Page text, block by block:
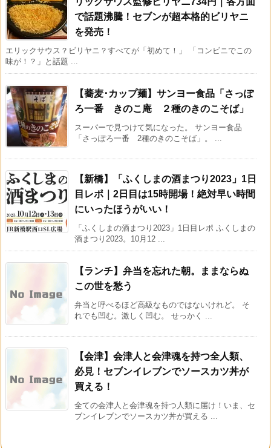
で話題沸騰！セブンが超本格的ビリヤニ
を発売！
エリックサウス？ビリヤニ？すべてが「初めて！」 「コンビニでこの
味が！？」と話題 ...
【蕎麦･カップ麺】サンヨー食品「さっぽ
ろ一番 きのこ庵 ２種のきのこそば」
スーパーで見つけて気になった。 サンヨー食品
「さっぽろ一番 2種のきのこそば」。 ...
【新橋】「ふくしまの酒まつり2023」1日
目レポ｜2日目は15時開場！絶対早い時間
にいったほうがいい！
「ふくしまの酒まつり2023」1日目レポ ふくしまの
酒まつり2023。10月12 ...
【ランチ】弁当を忘れた朝。ままならぬ
この世を愁う
弁当と呼べるほど高級なものではないけれど。 そ
れでも凹む。激しく凹む。 せっかく ...
【会津】会津人と会津魂を持つ全人類、
必見！セブンイレブンでソースカツ丼が
買える！
全ての会津人と会津魂を持つ人類に届け！いま、セ
ブンイレブンでソースカツ丼が買える ...